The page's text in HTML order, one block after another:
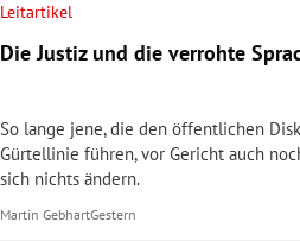
Untermenü
Leitartikel
Die Justiz und die verrohte
So lange jene, die den öffentlichen
Gürtellinie führen, vor Gericht auch
sich nichts ändern.
Martin GebhartGestern